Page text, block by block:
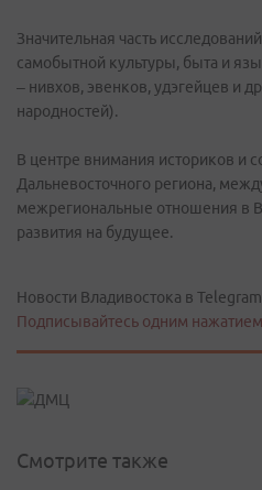
Значительная часть
самобытной культуры, быта и
– нивхов, эвенков, удэгейцев и
народностей).
В центре внимания историков и
Дальневосточного региона,
межрегиональные отношения в
развития на будущее.
Новости Владивостока в
Подписывайтесь одним
Смотрите также